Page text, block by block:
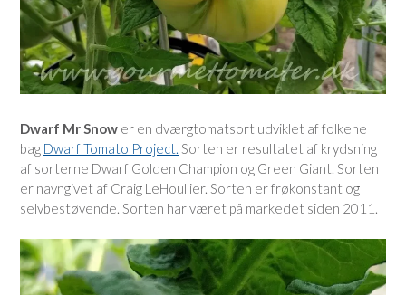
Dwarf Mr Snow er en dværgtomatsort udviklet af folkene
bag Dwarf Tomato Project. Sorten er resultatet af krydsning
af sorterne Dwarf Golden Champion og Green Giant. Sorten
er navngivet af Craig LeHoullier. Sorten er frøkonstant og
selvbestøvende. Sorten har været på markedet siden 2011.